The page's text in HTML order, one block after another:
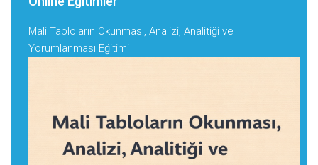
Mali Tabloların Okunması, Analizi, Analitiği ve
Yorumlanması Eğitimi